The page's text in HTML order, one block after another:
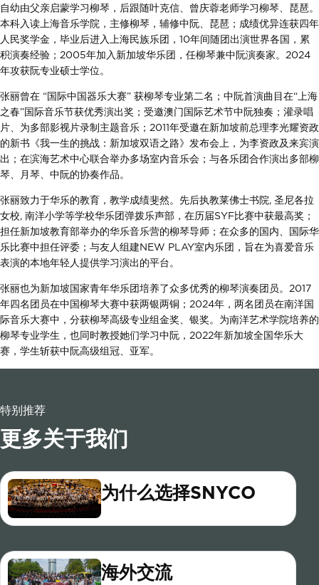
自幼由父亲启蒙学习柳琴，后跟随叶克信、曾庆蓉老师学习柳琴、琵琶。
本科入读上海音乐学院，主修柳琴，辅修中阮、琵琶；成绩优异连获四年
人民奖学金，毕业后进入上海民族乐团，10年间随团出演世界各国，累
积演奏经验；2005年加入新加坡华乐团，任柳琴兼中阮演奏家。2024
年攻获阮专业硕士学位。
张丽曾在 “国际中国器乐大赛” 获柳琴专业第二名；中阮首演曲目在“上海
之春”国际音乐节获优秀演出奖；受邀澳门国际艺术节中阮独奏；灌录唱
片、为多部影视片录制主题音乐；2011年受邀在新加坡前总理李光耀资政
的新书《我一生的挑战：新加坡双语之路》发布会上，为李资政及来宾演
出；在滨海艺术中心联合举办多场室内音乐会；与各乐团合作演出多部柳
琴、月琴、中阮的协奏作品。
张丽致力于华乐的教育，教学成绩斐然。先后执教莱佛士书院, 圣尼各拉
女校, 南洋小学等学校华乐团弹拨乐声部，在历届SYF比赛中获最高奖；
担任新加坡教育部举办的华乐音乐营的柳琴导师；在众多的国内、国际华
乐比赛中担任评委；与友人组建NEW PLAY室内乐团，旨在为喜爱音乐
表演的本地年轻人提供学习演出的平台。
张丽也为新加坡国家青年华乐团培养了众多优秀的柳琴演奏团员。2017
年四名团员在中国柳琴大赛中获两银两铜；2024年，两名团员在南洋国
际音乐大赛中，分获柳琴高级专业组金奖、银奖。为南洋艺术学院培养的
柳琴专业学生，也同时教授她们学习中阮，2022年新加坡全国华乐大
赛，学生斩获中阮高级组冠、亚军。
特别推荐
更多关于我们
为什么选择SNYCO
海外交流